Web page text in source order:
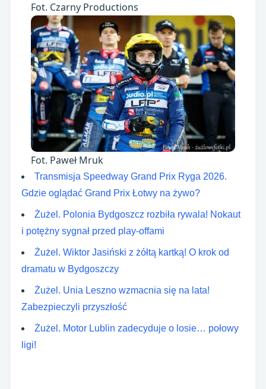
Fot. Czarny Productions
Fot. Paweł Mruk
Transmisja Speedway Grand Prix Ryga 2026.
Gdzie oglądać Grand Prix Łotwy na żywo?
Żużel. Polonia Bydgoszcz rozbiła rywala! Nokaut
i potężny sygnał przed play-offami
Żużel. Wiktor Jasiński z żółtą kartką! O krok od
dramatu w Bydgoszczy
Żużel. Unia Leszno wzmacnia się na lata!
Zabezpieczyli przyszłość
Żużel. Motor Lublin zadecyduje o losie… połowy
ligi!